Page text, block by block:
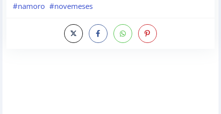
#namoro #novemeses